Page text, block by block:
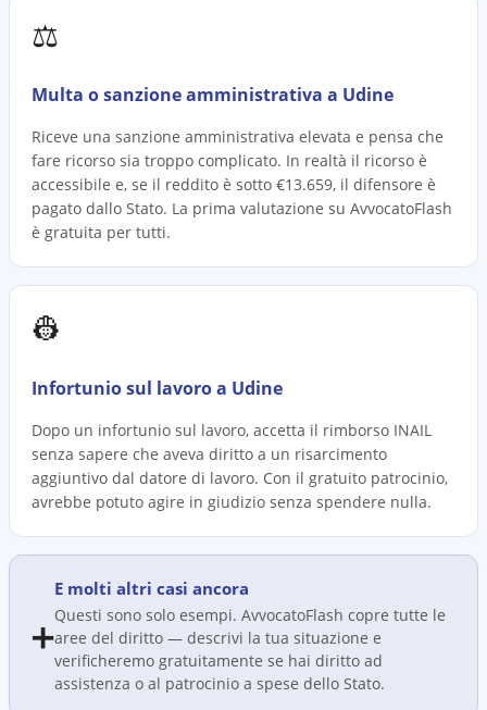
⚖️
Multa o sanzione amministrativa a Udine
Riceve una sanzione amministrativa elevata e pensa che
fare ricorso sia troppo complicato. In realtà il ricorso è
accessibile e, se il reddito è sotto €13.659, il difensore è
pagato dallo Stato. La prima valutazione su AvvocatoFlash
è gratuita per tutti.
👷
Infortunio sul lavoro a Udine
Dopo un infortunio sul lavoro, accetta il rimborso INAIL
senza sapere che aveva diritto a un risarcimento
aggiuntivo dal datore di lavoro. Con il gratuito patrocinio,
avrebbe potuto agire in giudizio senza spendere nulla.
➕
E molti altri casi ancora
Questi sono solo esempi. AvvocatoFlash copre tutte le
aree del diritto — descrivi la tua situazione e
verificheremo gratuitamente se hai diritto ad
assistenza o al patrocinio a spese dello Stato.